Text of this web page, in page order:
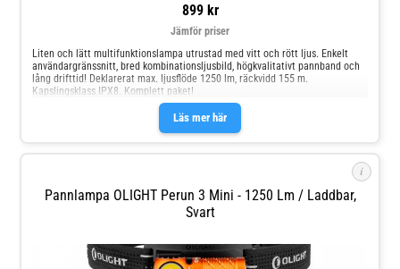
899 kr
Läs mer här
Jämför priser
Liten och lätt multifunktionslampa utrustad med vitt och rött ljus. Enkelt
användargränssnitt, bred kombinationsljusbild, högkvalitativt pannband och
lång drifttid! Deklarerat max. ljusflöde 1250 lm, räckvidd 155 m.
Kapslingsklass IPX8. Komplett paket!
i
Pannlampa OLIGHT Perun 3 Mini - 1250 Lm / Laddbar,
Svart